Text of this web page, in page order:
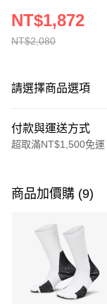
NT$2,080
NT$1,872
請選擇商品選項
付款與運送方式
超取滿NT$1,500免運
信用卡一次付款
3 期 0 利率 每期
合作金庫商業銀行
華南商業銀行
上海商業儲蓄銀行
Apple Pay
商品加價購 (9)